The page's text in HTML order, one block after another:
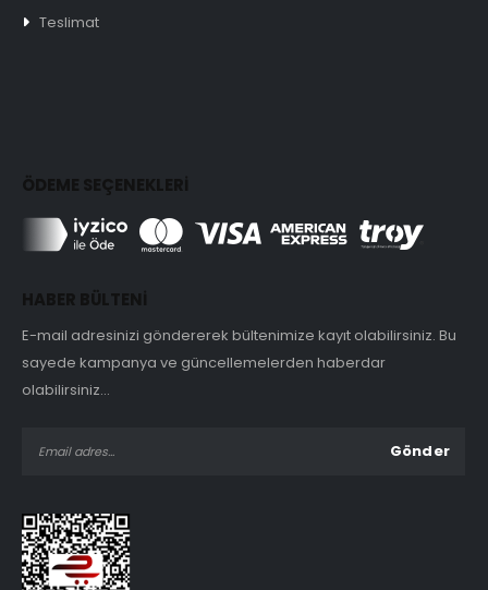
Teslimat
ÖDEME SEÇENEKLERİ
HABER BÜLTENİ
E-mail adresinizi göndererek bültenimize kayıt olabilirsiniz. Bu
sayede kampanya ve güncellemelerden haberdar
olabilirsiniz...